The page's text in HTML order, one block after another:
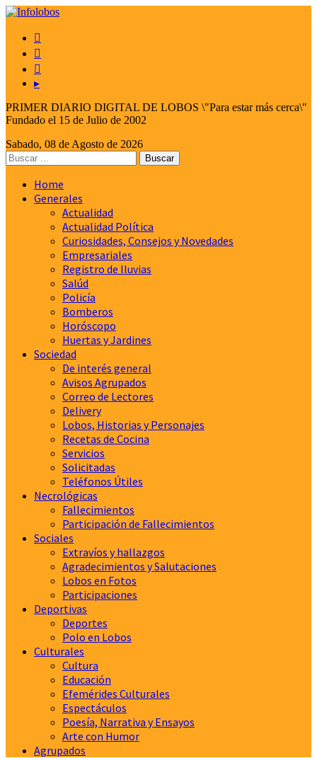



▸
PRIMER DIARIO DIGITAL DE LOBOS \"Para estar más cerca\"
Fundado el 15 de Julio de 2002
Sabado, 08 de Agosto de 2026
Home
Generales
Actualidad
Actualidad Política
Curiosidades, Consejos y Novedades
Empresariales
Registro de lluvias
Salúd
Policía
Bomberos
Horóscopo
Huertas y Jardines
Sociedad
De interés general
Avisos Agrupados
Correo de Lectores
Delivery
Lobos, Historias y Personajes
Recetas de Cocina
Servicios
Solicitadas
Teléfonos Útiles
Necrológicas
Fallecimientos
Participación de Fallecimientos
Sociales
Extravíos y hallazgos
Agradecimientos y Salutaciones
Lobos en Fotos
Participaciones
Deportivas
Deportes
Polo en Lobos
Culturales
Cultura
Educación
Efemérides Culturales
Espectáculos
Poesía, Narrativa y Ensayos
Arte con Humor
Agrupados